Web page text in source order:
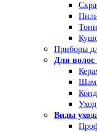
Приборы
Для волос
Виды